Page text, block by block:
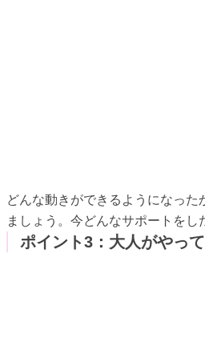
どんな動きができるようになっ
ましょう。今どんなサポートを
ポイント3：大人がやっ